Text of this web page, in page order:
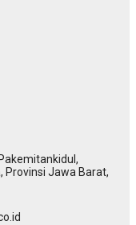
Provinsi Jawa Barat,